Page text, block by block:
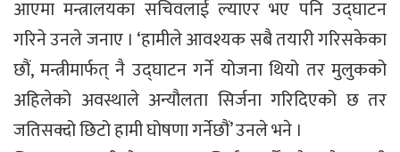
आएमा मन्त्रालयका सचिवलाई ल्याएर भए पनि उद्घाटन
गरिने उनले जनाए । ‘हामीले आवश्यक सबै तयारी गरिसकेका
छौं, मन्त्रीमार्फत् नै उद्घाटन गर्ने योजना थियो तर मुलुकको
अहिलेको अवस्थाले अन्यौलता सिर्जना गरिदिएको छ तर
जतिसक्दो छिटो हामी घोषणा गर्नेछौं’ उनले भने ।